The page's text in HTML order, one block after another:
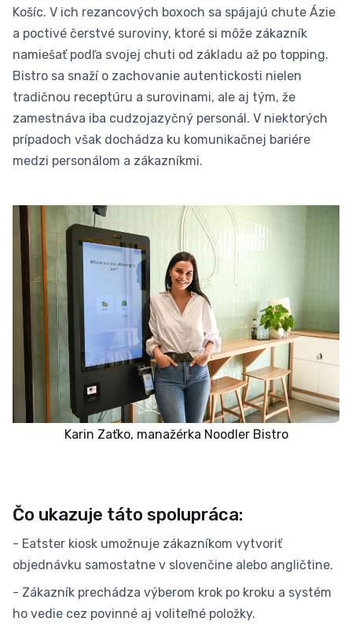
Košíc. V ich rezancových boxoch sa spájajú chute Ázie
a poctivé čerstvé suroviny, ktoré si môže zákazník
namiešať podľa svojej chuti od základu až po topping.
Bistro sa snaží o zachovanie autentickosti nielen
tradičnou receptúru a surovinami, ale aj tým, že
zamestnáva iba cudzojazyčný personál. V niektorých
prípadoch však dochádza ku komunikačnej bariére
medzi personálom a zákazníkmi.
Karin Zaťko, manažérka Noodler Bistro
Čo ukazuje táto spolupráca:
- Eatster kiosk umožnuje zákazníkom vytvoriť
objednávku samostatne v slovenčine alebo angličtine.
- Zákazník prechádza výberom krok po kroku a systém
ho vedie cez povinné aj voliteľné položky.